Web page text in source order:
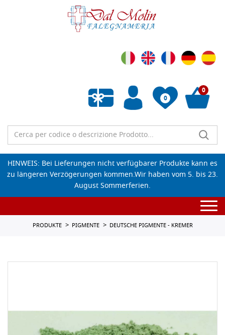
0
Wunschliste leeren
0
HINWEIS: Bei Lieferungen nicht verfügbarer Produkte kann es
zu längeren Verzögerungen kommen.Wir haben vom 5. bis 23.
August Sommerferien.
PRODUKTE PIGMENTE DEUTSCHE PIGMENTE - KREMER